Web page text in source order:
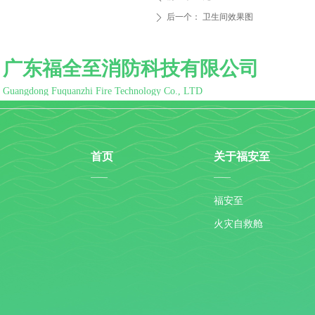
ꄲ 后一个： 卫生间效果图
首页
——
关于福安至
——
福安至
火灾自救舱
广东福全至消防科技有限公司
Guangdong Fuquanzhi Fire Technology Co., LTD